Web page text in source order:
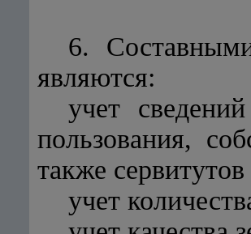
6. Составными
являются:
учет
пользования,
также
учет